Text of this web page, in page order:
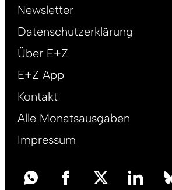
DE
Newsletter
Datenschutzerklärung
Über E+Z
E+Z App
Kontakt
Alle Monatsausgaben
Impressum